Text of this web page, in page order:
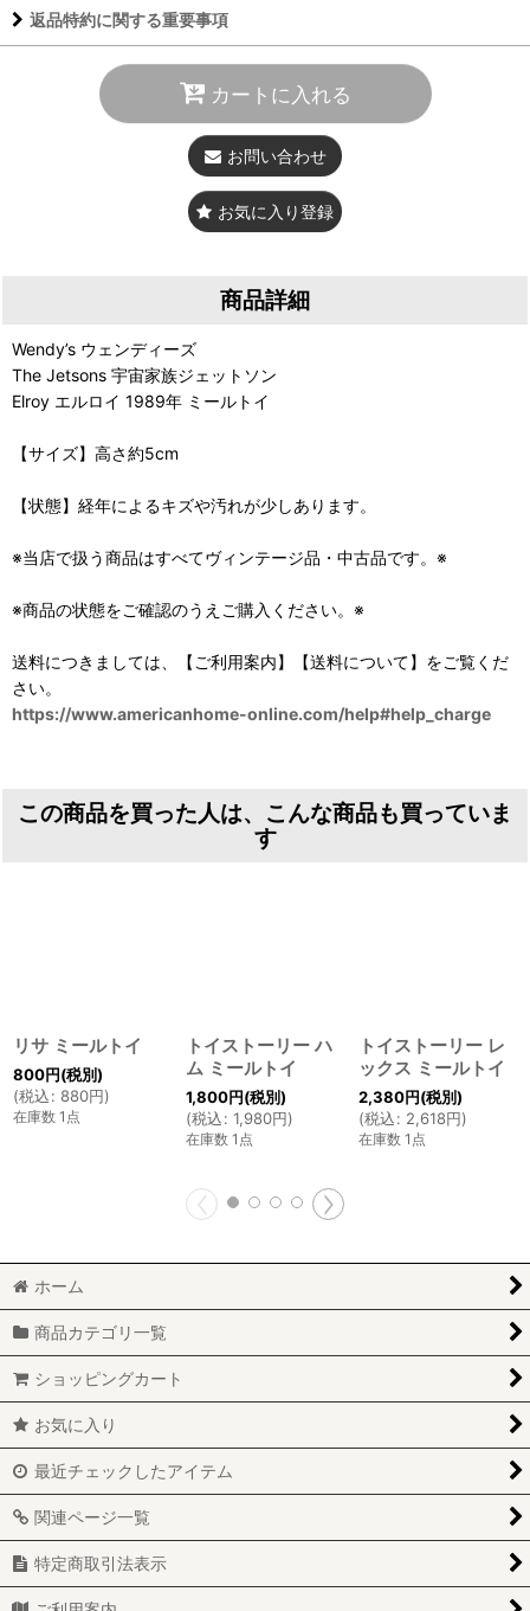
返品特約に関する重要事項
カートに入れる
お問い合わせ
お気に入り登録
商品詳細
Wendy’s ウェンディーズ
The Jetsons 宇宙家族ジェットソン
Elroy エルロイ 1989年 ミールトイ
【サイズ】高さ約5cm
【状態】経年によるキズや汚れが少しあります。
※当店で扱う商品はすべてヴィンテージ品・中古品です。※
※商品の状態をご確認のうえご購入ください。※
送料につきましては、【ご利用案内】【送料について】をご覧くだ
さい。
https://www.americanhome-online.com/help#help_charge
この商品を買った人は、こんな商品も買っていま
す
リサ ミールトイ
800円(税別)
(税込: 880円)
在庫数 1点
トイストーリー ハ
ム ミールトイ
1,800円(税別)
(税込: 1,980円)
在庫数 1点
トイストーリー レ
ックス ミールトイ
2,380円(税別)
(税込: 2,618円)
在庫数 1点
ホーム
商品カテゴリ一覧
ショッピングカート
お気に入り
最近チェックしたアイテム
関連ページ一覧
特定商取引法表示